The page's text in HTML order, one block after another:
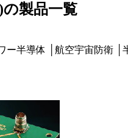
の製品一覧
ー半導体 航空宇宙防衛